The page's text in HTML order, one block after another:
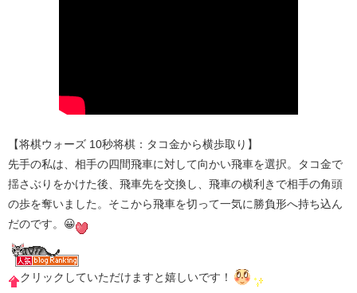
【将棋ウォーズ 10秒将棋：タコ金から横歩取り】
先手の私は、相手の四間飛車に対して向かい飛車を選択。タコ金で
揺さぶりをかけた後、飛車先を交換し、飛車の横利きで相手の角頭
の歩を奪いました。そこから飛車を切って一気に勝負形へ持ち込ん
だのです。😀
クリックしていただけますと嬉しいです！